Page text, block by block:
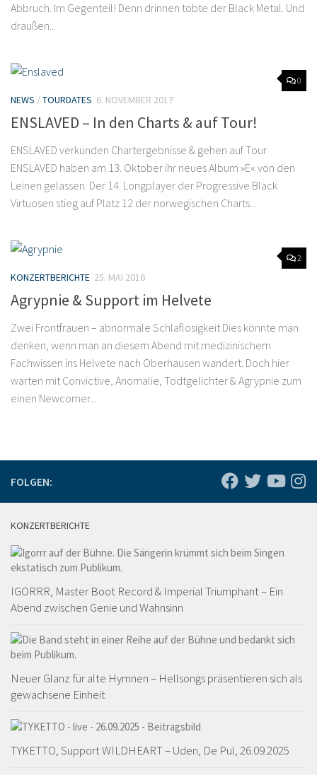
Abbruch. Im Gegenteil! Denn drinnen tobte der Black Metal. Und
draußen...
0
NEWS /TOURDATES 6. NOVEMBER 2017
ENSLAVED – In den Charts & auf Tour!
ENSLAVED verkünden Chartergebnisse & gehen auf Tour
ENSLAVED haben am 13. Oktober ihr neues Album »E« von den
Leinen gelassen. Der 14. Longplayer der Progressive Black
Virtuosen stieg auf Platz 12 der norwegischen Charts...
2
KONZERTBERICHTE 25. MAI 2016
Agrypnie & Support im Helvete
Zwei Frontfrauen – abnormale Schlaflosigkeit Dies könnte man
denken, wenn man an diesem Abend mit medizinischem
Fachwissen ins Helvete nach Oberhausen wandert. Doch hier
warten mit Convictive, Anomalie, Todtgelichter & Agrypnie zum
einen Newcomer...
FOLGEN:
KONZERTBERICHTE
IGORRR, Master Boot Record & Imperial Triumphant – Ein
Abend zwischen Genie und Wahnsinn
Neuer Glanz für alte Hymnen – Hellsongs präsentieren sich als
gewachsene Einheit
TYKETTO, Support WILDHEART – Uden, De Pul, 26.09.2025